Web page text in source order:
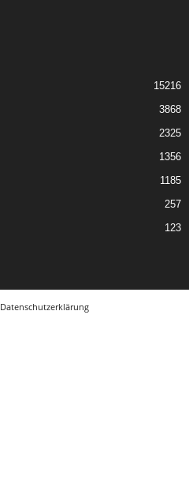
15216
3868
2325
1356
1185
257
123
Datenschutzerklärung